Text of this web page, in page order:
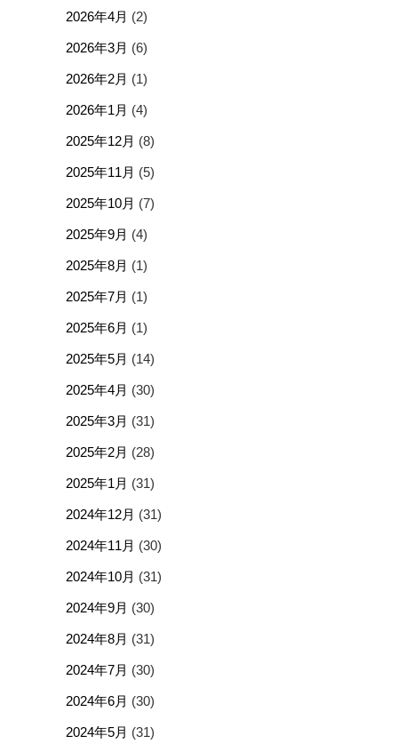
2026年4月 (2)
2026年3月 (6)
2026年2月 (1)
2026年1月 (4)
2025年12月 (8)
2025年11月 (5)
2025年10月 (7)
2025年9月 (4)
2025年8月 (1)
2025年7月 (1)
2025年6月 (1)
2025年5月 (14)
2025年4月 (30)
2025年3月 (31)
2025年2月 (28)
2025年1月 (31)
2024年12月 (31)
2024年11月 (30)
2024年10月 (31)
2024年9月 (30)
2024年8月 (31)
2024年7月 (30)
2024年6月 (30)
2024年5月 (31)